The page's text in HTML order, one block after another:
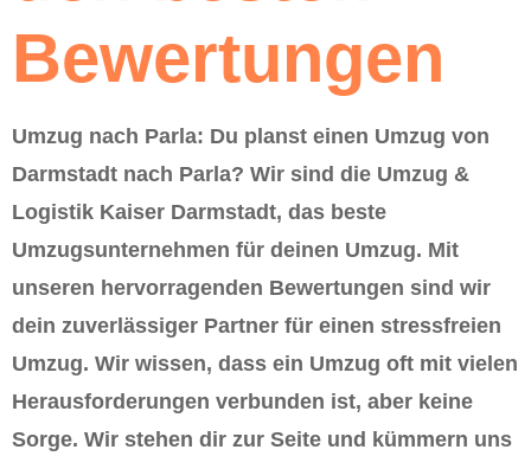
Bewertungen
Umzug nach Parla: Du planst einen Umzug von
Darmstadt nach Parla? Wir sind die Umzug &
Logistik Kaiser Darmstadt, das beste
Umzugsunternehmen für deinen Umzug. Mit
unseren hervorragenden Bewertungen sind wir
dein zuverlässiger Partner für einen stressfreien
Umzug. Wir wissen, dass ein Umzug oft mit vielen
Herausforderungen verbunden ist, aber keine
Sorge. Wir stehen dir zur Seite und kümmern uns